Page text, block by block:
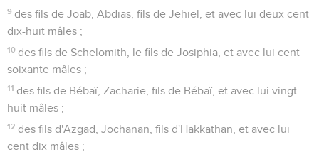
9 des fils de Joab, Abdias, fils de Jehiel, et avec lui deux cent
dix-huit mâles ;
10 des fils de Schelomith, le fils de Josiphia, et avec lui cent
soixante mâles ;
11 des fils de Bébaï, Zacharie, fils de Bébaï, et avec lui vingt-
huit mâles ;
12 des fils d'Azgad, Jochanan, fils d'Hakkathan, et avec lui
cent dix mâles ;